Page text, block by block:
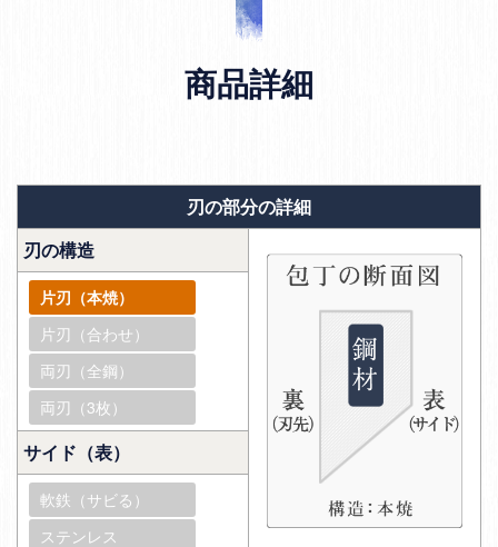
商品詳細
刃の部分の詳細
刃の構造
片刃（本焼）
片刃（合わせ）
両刃（全鋼）
両刃（3枚）
サイド（表）
軟鉄（サビる）
ステンレス